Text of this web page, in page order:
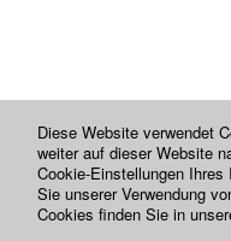
Diese Website verwendet
weiter auf dieser Website
Cookie-Einstellungen
Sie unserer Verwendung
Cookies finden Sie in